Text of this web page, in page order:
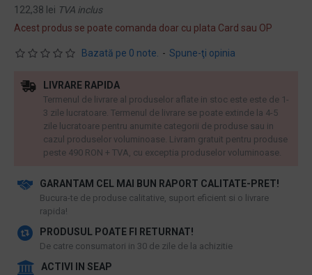
Bazată pe 0 note. - Spune-ţi opinia
122,38 lei TVA inclus
Acest produs se poate comanda doar cu plata Card sau OP
GARANTAM CEL MAI BUN RAPORT CALITATE-PRET!
​Bucura-te de produse calitative, suport eficient si o livrare
rapida!
PRODUSUL POATE FI RETURNAT!
De catre consumatori in 30 de zile de la achizitie
ACTIVI IN SEAP
LIVRARE RAPIDA
Termenul de livrare al produselor aflate in stoc este este de 1-
3 zile lucratoare. Termenul de livrare se poate extinde la 4-5
zile lucratoare pentru anumite categorii de produse sau in
cazul produselor voluminoase. Livram gratuit pentru produse
peste 490 RON + TVA, cu exceptia produselor voluminoase.